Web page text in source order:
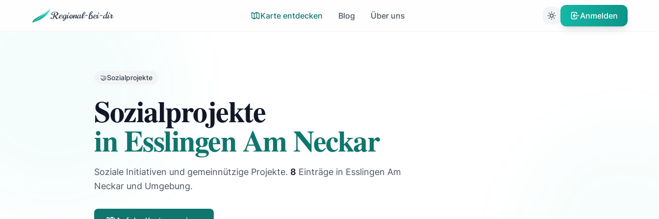
Regional-bei-dir Karte entdecken Blog Über uns Anmelden
🤝Sozialprojekte
Sozialprojekte
in Esslingen Am Neckar
Soziale Initiativen und gemeinnützige Projekte. 8 Einträge in Esslingen Am
Neckar und Umgebung.